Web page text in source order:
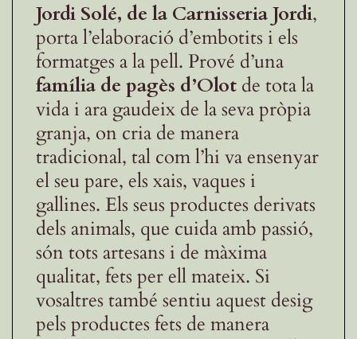
Jordi Solé, de la Carnisseria Jordi,
porta l’elaboració d’embotits i els
formatges a la pell. Prové d’una
família de pagès d’Olot de tota la
vida i ara gaudeix de la seva pròpia
granja, on cria de manera
tradicional, tal com l’hi va ensenyar
el seu pare, els xais, vaques i
gallines. Els seus productes derivats
dels animals, que cuida amb passió,
són tots artesans i de màxima
qualitat, fets per ell mateix. Si
vosaltres també sentiu aquest desig
pels productes fets de manera